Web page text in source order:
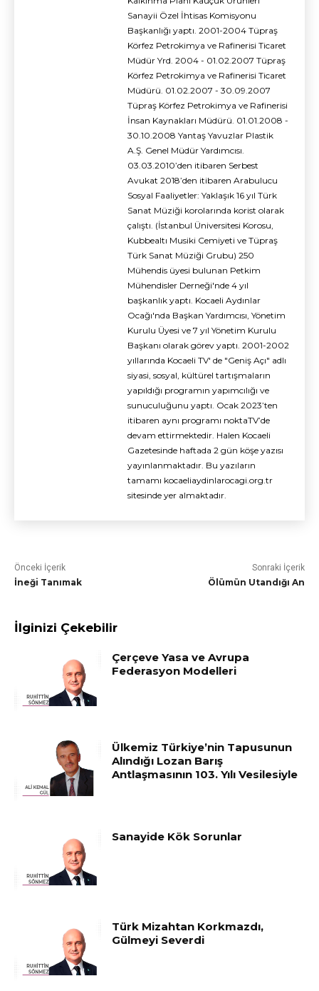
Sanayii Özel İhtisas Komisyonu
Başkanlığı yaptı. 2001-2004 Tüpraş
Körfez Petrokimya ve Rafinerisi Ticaret
Müdür Yrd. 2004 - 01.02.2007 Tüpraş
Körfez Petrokimya ve Rafinerisi Ticaret
Müdürü. 01.02.2007 - 30.09.2007
Tüpraş Körfez Petrokimya ve Rafinerisi
İnsan Kaynakları Müdürü. 01.01.2008 -
30.10.2008 Yantaş Yavuzlar Plastik
A.Ş. Genel Müdür Yardımcısı.
03.03.2010’den itibaren Serbest
Avukat 2018’den itibaren Arabulucu
Sosyal Faaliyetler: Yaklaşık 16 yıl Türk
Sanat Müziği korolarında korist olarak
çalıştı. (İstanbul Üniversitesi Korosu,
Kubbealtı Musiki Cemiyeti ve Tüpraş
Türk Sanat Müziği Grubu) 250
Mühendis üyesi bulunan Petkim
Mühendisler Derneği'nde 4 yıl
başkanlık yaptı. Kocaeli Aydınlar
Ocağı'nda Başkan Yardımcısı, Yönetim
Kurulu Üyesi ve 7 yıl Yönetim Kurulu
Başkanı olarak görev yaptı. 2001-2002
yıllarında Kocaeli TV' de "Geniş Açı" adlı
siyasi, sosyal, kültürel tartışmaların
yapıldığı programın yapımcılığı ve
sunuculuğunu yaptı. Ocak 2023’ten
itibaren aynı programı noktaTV’de
devam ettirmektedir. Halen Kocaeli
Gazetesinde haftada 2 gün köşe yazısı
yayınlanmaktadır. Bu yazıların
tamamı kocaeliaydinlarocagi.org.tr
sitesinde yer almaktadır.
Önceki İçerik
İneği Tanımak
Sonraki İçerik
Ölümün Utandığı An
İlginizi Çekebilir
Çerçeve Yasa ve Avrupa
Federasyon Modelleri
Ülkemiz Türkiye’nin Tapusunun
Alındığı Lozan Barış
Antlaşmasının 103. Yılı Vesilesiyle
Sanayide Kök Sorunlar
Türk Mizahtan Korkmazdı,
Gülmeyi Severdi